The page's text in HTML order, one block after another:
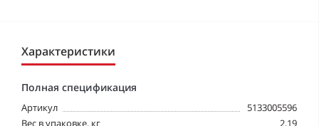
Характеристики
Полная спецификация
Артикул
5133005596
Вес в упаковке, кг
2,19